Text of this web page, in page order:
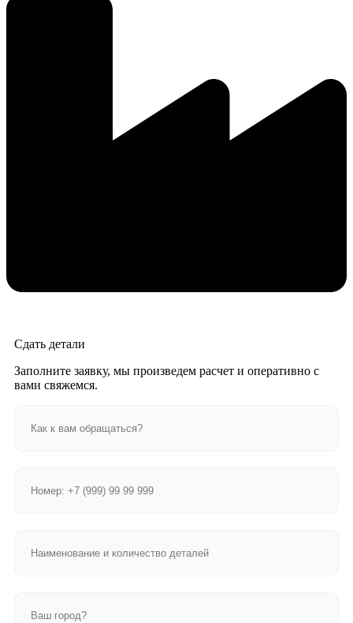
Сдать детали
Заполните заявку, мы произведем расчет и оперативно с
вами свяжемся.